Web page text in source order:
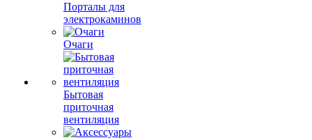
Порталы для
электрокаминов
Очаги
Бытовая
приточная
вентиляция